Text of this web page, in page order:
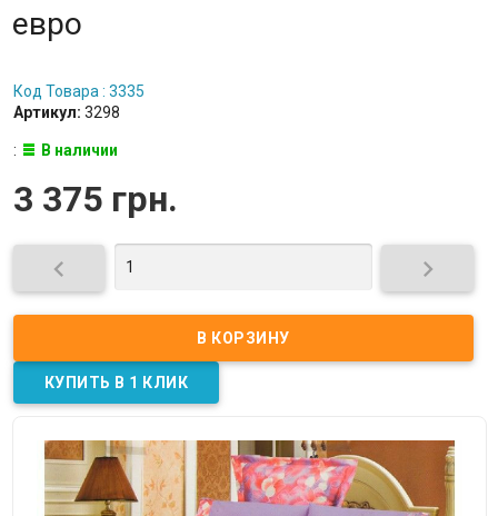
евро
Код Товара : 3335
Артикул: 3298
: В наличии
3 375 грн.
 